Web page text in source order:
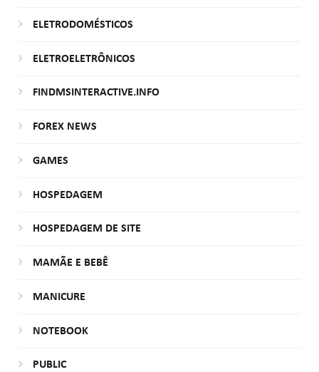
ELETRODOMÉSTICOS
ELETROELETRÔNICOS
FINDMSINTERACTIVE.INFO
FOREX NEWS
GAMES
HOSPEDAGEM
HOSPEDAGEM DE SITE
MAMÃE E BEBÊ
MANICURE
NOTEBOOK
PUBLIC